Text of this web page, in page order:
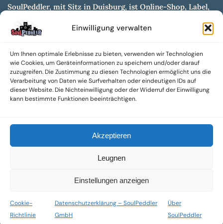
Einwilligung verwalten
Um Ihnen optimale Erlebnisse zu bieten, verwenden wir Technologien
wie Cookies, um Geräteinformationen zu speichern und/oder darauf
zuzugreifen. Die Zustimmung zu diesen Technologien ermöglicht uns die
Verarbeitung von Daten wie Surfverhalten oder eindeutigen IDs auf
dieser Website. Die Nichteinwilligung oder der Widerruf der Einwilligung
kann bestimmte Funktionen beeinträchtigen.
Akzeptieren
Leugnen
Einstellungen anzeigen
Cookie-
Richtlinie
Datenschutzerklärung – SoulPeddler
GmbH
Über
SoulPeddler
SoulPeddler, mit Sitz in Duisburg, ist Online-Shop, Label,
entwickelt aus dem SoulPeddler Vinyl-Presswerk und
Wir bieten eine breite Auswahl an sowohl hochgradig
sammelwürdigen als auch Mainstream-Titeln und -Formaten auf
Vinyl, CD und weiteren Medien.
Sowohl neue als auch gebrauchte, nach Zustand bewertete
Wir setzen uns leidenschaftlich für unabhängige Künstler und
Labels ein und bieten hochwertige, maßgeschneiderte Lösungen
aus über 30 Jahren Erfahrung in der Musikindustrie.
SoulPeddler Mailorder, Records & Vinyl Production – DUBOX –
Nettirock – Nice Guy Records – MOVA Museum of Vinyl Arts
© 2025 SoulPeddler GmbH®